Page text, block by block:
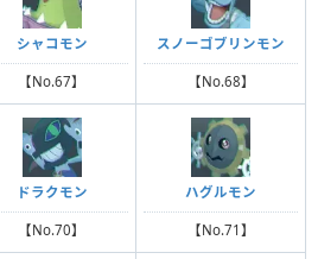
シャコモン
【No.67】
スノーゴブリンモン
【No.68】
ドラクモン
【No.70】
ハグルモン
【No.71】